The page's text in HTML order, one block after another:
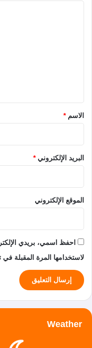
*الاسم*
البريد الإلكتروني*
الموقع الإلكتروني
احفظ اسمي، بريدي
لاستخدامها المرة المقبلة في
Weather